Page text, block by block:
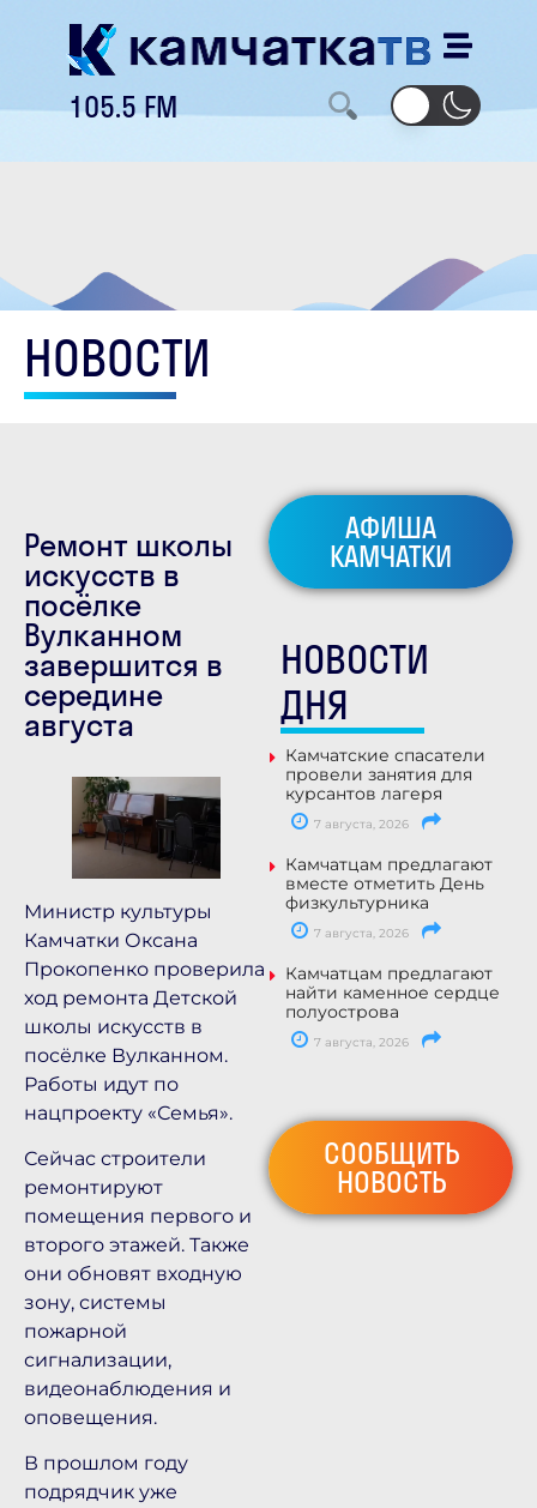
105.5 FM
НОВОСТИ
Ремонт школы
искусств в
посёлке
Вулканном
завершится в
середине
августа
Министр культуры
Камчатки Оксана
Прокопенко проверила
ход ремонта Детской
школы искусств в
посёлке Вулканном.
Работы идут по
нацпроекту «Семья».
Сейчас строители
ремонтируют
помещения первого и
второго этажей. Также
они обновят входную
зону, системы
пожарной
сигнализации,
видеонаблюдения и
оповещения.
В прошлом году
подрядчик уже
АФИША
КАМЧАТКИ
НОВОСТИ
ДНЯ
Камчатские спасатели
провели занятия для
курсантов лагеря
7 августа, 2026
Камчатцам предлагают
вместе отметить День
физкультурника
7 августа, 2026
Камчатцам предлагают
найти каменное сердце
полуострова
7 августа, 2026
СООБЩИТЬ
НОВОСТЬ